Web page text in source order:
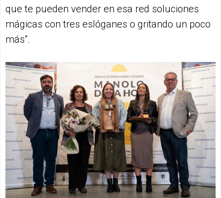
que te pueden vender en esa red soluciones
mágicas con tres eslóganes o gritando un poco
más”.